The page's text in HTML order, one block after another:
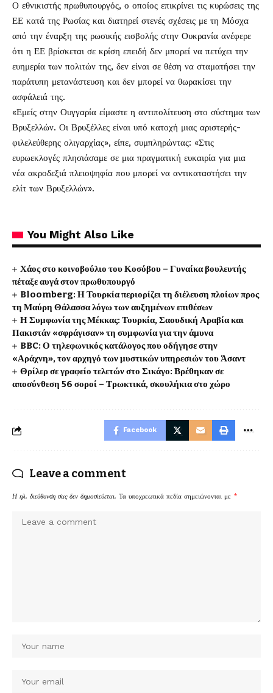
Ο εθνικιστής πρωθυπουργός, ο οποίος επικρίνει τις κυρώσεις της
ΕΕ κατά της Ρωσίας και διατηρεί στενές σχέσεις με τη Μόσχα
από την έναρξη της ρωσικής εισβολής στην Ουκρανία ανέφερε
ότι η ΕΕ βρίσκεται σε κρίση επειδή δεν μπορεί να πετύχει την
ευημερία των πολιτών της, δεν είναι σε θέση να σταματήσει την
παράτυπη μετανάστευση και δεν μπορεί να θωρακίσει την
ασφάλειά της.
«Εμείς στην Ουγγαρία είμαστε η αντιπολίτευση στο σύστημα των
Βρυξελλών. Οι Βρυξέλλες είναι υπό κατοχή μιας αριστερής-
φιλελεύθερης ολιγαρχίας», είπε, συμπληρώντας: «Στις
ευρωεκλογές πλησιάσαμε σε μια πραγματική ευκαιρία για μια
νέα ακροδεξιά πλειοψηφία που μπορεί να αντικαταστήσει την
ελίτ των Βρυξελλών».
You Might Also Like
Χάος στο κοινοβούλιο του Κοσόβου – Γυναίκα βουλευτής
πέταξε αυγά στον πρωθυπουργό
Bloomberg: Η Τουρκία περιορίζει τη διέλευση πλοίων προς
τη Μαύρη Θάλασσα λόγω των αυξημένων επιθέσων
Η Συμφωνία της Μέκκας: Τουρκία, Σαουδική Αραβία και
Πακιστάν «σφράγισαν» τη συμφωνία για την άμυνα
BBC: Ο τηλεφωνικός κατάλογος που οδήγησε στην
«Αράχνη», τον αρχηγό των μυστικών υπηρεσιών του Άσαντ
Θρίλερ σε γραφείο τελετών στο Σικάγο: Βρέθηκαν σε
αποσύνθεση 56 σοροί – Τρωκτικά, σκουλήκια στο χώρο
Facebook
Leave a comment
Η ηλ. διεύθυνση σας δεν δημοσιεύεται. Τα υποχρεωτικά πεδία σημειώνονται με *